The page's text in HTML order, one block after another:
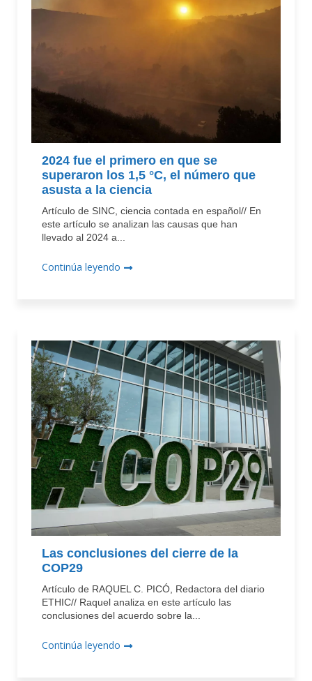
2024 fue el primero en que se
superaron los 1,5 °C, el número que
asusta a la ciencia
Artículo de SINC, ciencia contada en español// En
este artículo se analizan las causas que han
llevado al 2024 a...
Continúa leyendo
Las conclusiones del cierre de la
COP29
Artículo de RAQUEL C. PICÓ, Redactora del diario
ETHIC// Raquel analiza en este artículo las
conclusiones del acuerdo sobre la...
Continúa leyendo